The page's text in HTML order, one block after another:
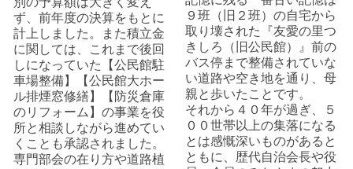
ず、前年度の決算をもとに
計上しました。また積立金
に関しては、これまで後回
しになっていた【公民館駐
車場整備】【公民館大ホー
ル排煙窓修繕】【防災倉庫
のリフォーム】の事業を役
所と相談しながら進めてい
くことも承認されました。
専門部会の在り方や道路植
９班（旧２班）の自宅から
取り壊された『友愛の里つ
きしろ（旧公民館）』前の
バス停まで整備されていな
い道路や空き地を通り、母
親と歩いたことです。
それから４０年が過ぎ、５
００世帯以上の集落になる
とは感慨深いものがあると
ともに、歴代自治会長や役